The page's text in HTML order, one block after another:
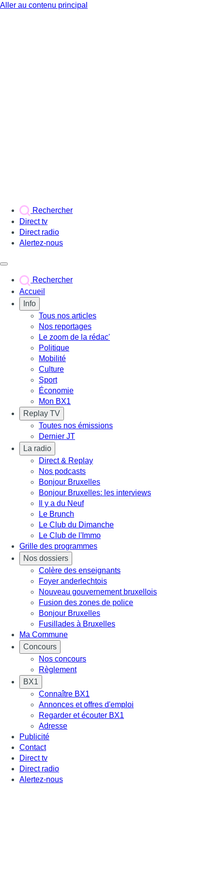
Aller au contenu principal
Rechercher
Direct tv
Direct radio
Alertez-nous
Rechercher
Accueil
Info
Tous nos articles
Nos reportages
Le zoom de la rédac'
Politique
Mobilité
Culture
Sport
Économie
Mon BX1
Replay TV
Toutes nos émissions
Dernier JT
La radio
Direct & Replay
Nos podcasts
Bonjour Bruxelles
Bonjour Bruxelles: les interviews
Il y a du Neuf
Le Brunch
Le Club du Dimanche
Le Club de l'Immo
Grille des programmes
Nos dossiers
Colère des enseignants
Foyer anderlechtois
Nouveau gouvernement bruxellois
Fusion des zones de police
Bonjour Bruxelles
Fusillades à Bruxelles
Ma Commune
Concours
Nos concours
Règlement
BX1
Connaître BX1
Annonces et offres d'emploi
Regarder et écouter BX1
Adresse
Publicité
Contact
Direct tv
Direct radio
Alertez-nous